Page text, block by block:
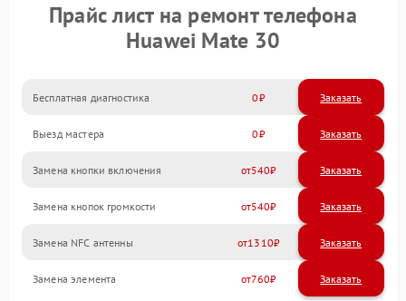
Прайс лист на ремонт телефона
Huawei Mate 30
Бесплатная диагностика 0 Заказать
Выезд мастера 0 Заказать
Замена кнопки включения 540
Замена кнопок громкости 540
Замена NFC антенны 1310
Замена элемента 760